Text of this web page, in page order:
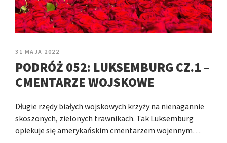
31 MAJA 2022
PODRÓŻ 052: LUKSEMBURG CZ.1 –
CMENTARZE WOJSKOWE
Długie rzędy białych wojskowych krzyży na nienagannie
skoszonych, zielonych trawnikach. Tak Luksemburg
opiekuje się amerykańskim cmentarzem wojennym…